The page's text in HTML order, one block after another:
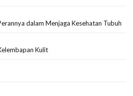
dalam Menjaga Kesehatan Tubuh
Kulit